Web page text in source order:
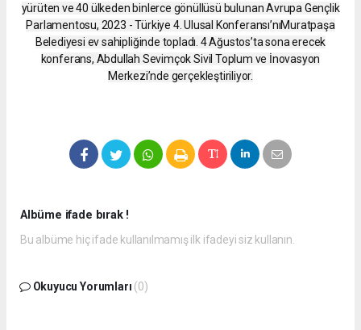
yürüten ve 40 ülkeden binlerce gönüllüsü bulunan Avrupa Gençlik
Parlamentosu, 2023 - Türkiye 4. Ulusal Konferansı’nıMuratpaşa
Belediyesi ev sahipliğinde topladı. 4 Ağustos’ta sona erecek
konferans, Abdullah Sevimçok Sivil Toplum ve İnovasyon
Merkezi’nde gerçekleştiriliyor.
Albüme ifade bırak !
Bu albüme hiç ifade kullanılmamış ilk ifadeyi siz kullanın.
Okuyucu Yorumları (0)